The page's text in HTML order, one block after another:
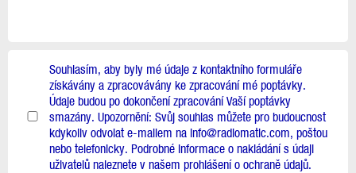
Souhlasím, aby byly mé údaje z kontaktního formuláře
získávány a zpracovávány ke zpracování mé poptávky.
Údaje budou po dokončení zpracování Vaší poptávky
smazány. Upozornění: Svůj souhlas můžete pro budoucnost
kdykoliv odvolat e-mailem na info@radiomatic.com, poštou
nebo telefonicky. Podrobné informace o nakládání s údaji
uživatelů naleznete v našem prohlášení o ochraně údajů.